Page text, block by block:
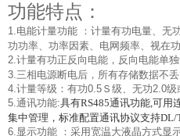
功能特点：
1.电能计量功能 ：计量有功电量、无
功功率、功率因素、电网频率、视在
2.计量有功正反向电能，反向电能单
3.三相电源断电后，所有存储数据不
4.计量等级：有功0.5Ｓ级、无功2.0级
5.通讯功能:具有RS485通讯功能,可用
集中管理，标准配置通讯协议支持DL/
6.显示功能 ：采用宽温大液晶方式显